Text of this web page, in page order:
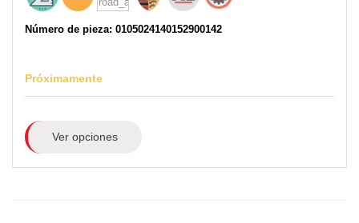
Número de pieza: 0105024140152900142
Próximamente
Ver opciones